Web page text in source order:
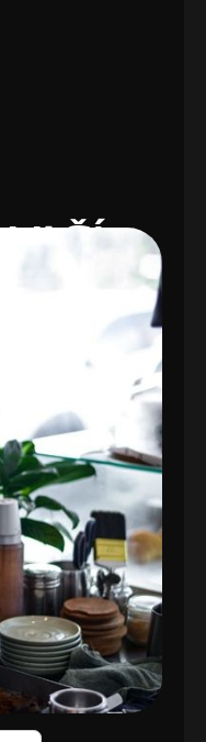
u precizně
výběr této
kávomlýnky
přední světové
každý den.